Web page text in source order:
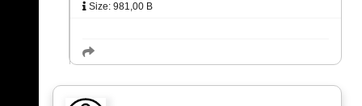
Size: 981,00 B